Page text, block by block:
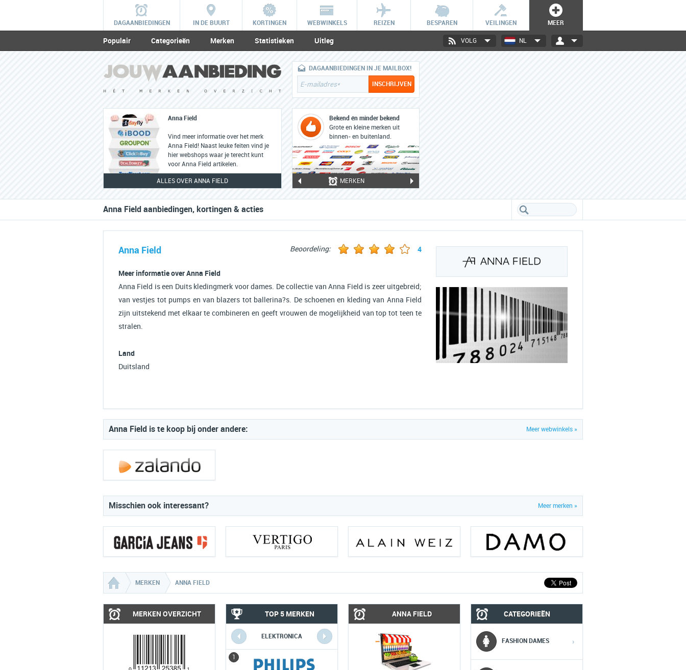
DAGAANBIEDINGEN IN DE BUURT KORTINGEN WEBWINKELS REIZEN BESPAREN VEILINGEN MEER
Populair Categorieën Merken Statistieken Uitleg NL
VOLG
Anna Field
Vind meer informatie over het merk
Anna Field! Naast leuke feiten vind je
hier webshops waar je terecht kunt
voor Anna Field artikelen.
ALLES OVER ANNA FIELD
DAGAANBIEDINGEN IN JE MAILBOX!
Bekend én minder bekend
Grote en kleine merken uit
binnen- en buitenland.
MERKEN
Anna Field aanbiedingen, kortingen & acties
Anna Field Beoordeling: 4
Meer informatie over Anna Field
Anna Field is een Duits kledingmerk voor dames. De collectie van Anna Field is zeer uitgebreid;
van vestjes tot pumps en van blazers tot ballerina?s. De schoenen en kleding van Anna Field
zijn uitstekend met elkaar te combineren en geeft vrouwen de mogelijkheid van top tot teen te
stralen.
Land
Duitsland
Meer webwinkels »
Anna Field is te koop bij onder andere:
Meer merken »
Misschien ook interessant?
MERKEN ANNA FIELD
MERKEN OVERZICHT TOP 5 MERKEN
ELEKTRONICA
1
COMPUTERS MOBIEL
ANNA FIELD CATEGORIEËN
FASHION DAMES ›